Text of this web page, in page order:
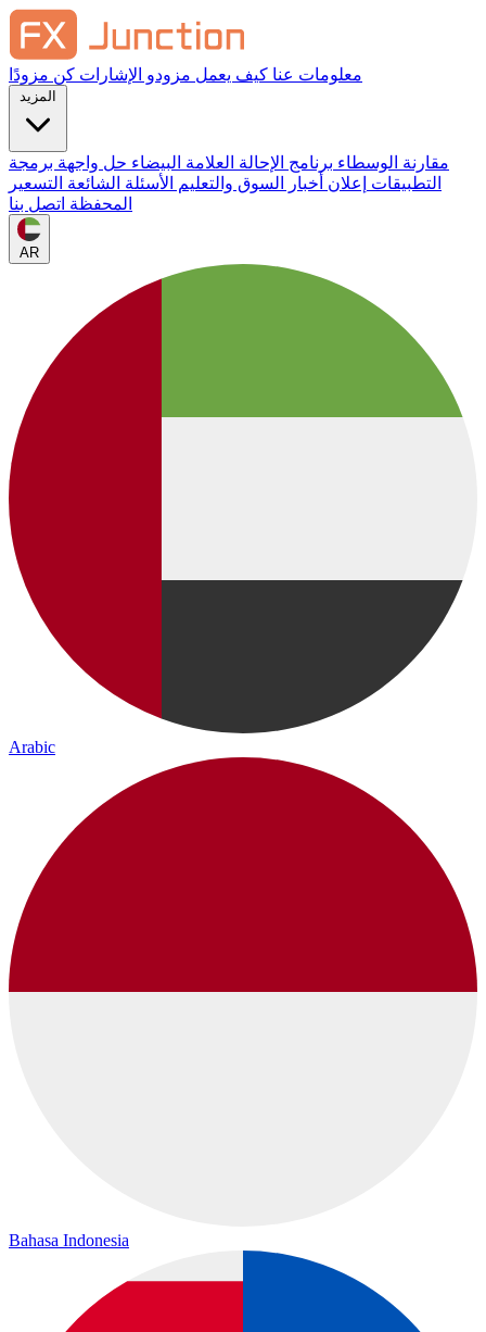
معلومات عنا كيف يعمل مزودو الإشارات كن مزودًا
مقارنة الوسطاء برنامج الإحالة العلامة البيضاء حل واجهة برمجة
التطبيقات
إعلان أخبار السوق والتعليم الأسئلة الشائعة التسعير
المحفظة اتصل بنا
AR
Arabic
Bahasa Indonesia